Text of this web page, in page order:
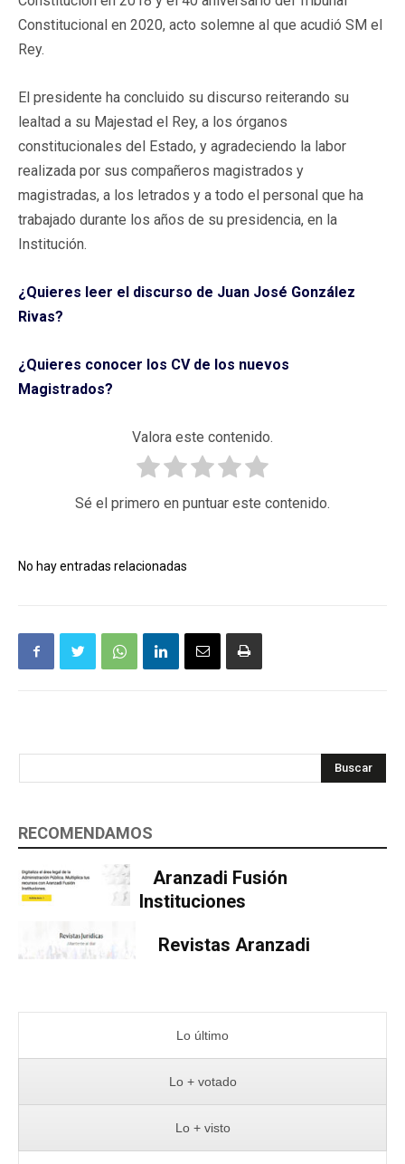
Constitucional en 2020, acto solemne al que acudió SM el
Rey.
El presidente ha concluido su discurso reiterando su
lealtad a su Majestad el Rey, a los órganos
constitucionales del Estado, y agradeciendo la labor
realizada por sus compañeros magistrados y
magistradas, a los letrados y a todo el personal que ha
trabajado durante los años de su presidencia, en la
Institución.
¿Quieres leer el discurso de Juan José González
Rivas?
¿Quieres conocer los CV de los nuevos
Magistrados?
Valora este contenido.
Sé el primero en puntuar este contenido.
No hay entradas relacionadas
Buscar
RECOMENDAMOS
Aranzadi Fusión
Instituciones
Revistas Aranzadi
Lo último
Lo + votado
Lo + visto